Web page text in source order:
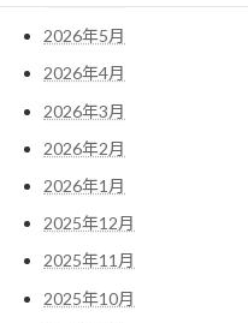
2026年5月
2026年4月
2026年3月
2026年2月
2026年1月
2025年12月
2025年11月
2025年10月